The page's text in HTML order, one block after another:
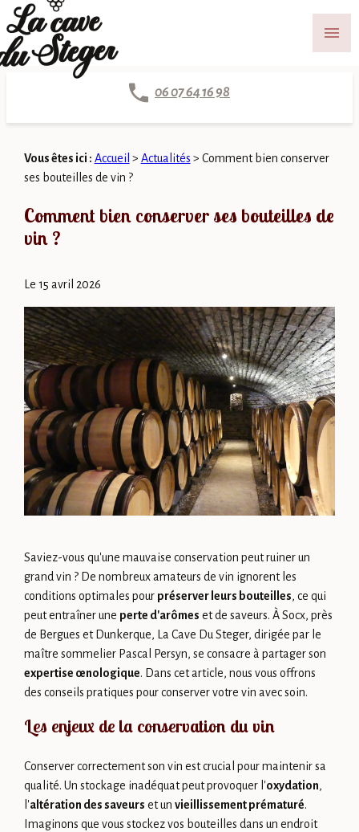
menu
06 07 64 16 98
Vous êtes ici : Accueil > Actualités > Comment bien conserver
ses bouteilles de vin ?
Comment bien conserver ses bouteilles de
vin ?
Le 15 avril 2026
Saviez-vous qu'une mauvaise conservation peut ruiner un
grand vin ? De nombreux amateurs de vin ignorent les
conditions optimales pour préserver leurs bouteilles, ce qui
peut entraîner une perte d'arômes et de saveurs. À Socx, près
de Bergues et Dunkerque, La Cave Du Steger, dirigée par le
maître sommelier Pascal Persyn, se consacre à partager son
expertise œnologique. Dans cet article, nous vous offrons
des conseils pratiques pour conserver votre vin avec soin.
Les enjeux de la conservation du vin
Conserver correctement son vin est crucial pour maintenir sa
qualité. Un stockage inadéquat peut provoquer l'oxydation,
l'altération des saveurs et un vieillissement prématuré.
Imaginons que vous stockez vos bouteilles dans un endroit
Panneau de gestion des cookies